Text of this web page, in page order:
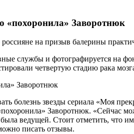
«похоронила» Заворотнюк
на призыв балерины
службы и фотографируется на
четвертую стадию рака
болезнь звезды сериала «Моя
Заворотнюк. «Сейчас
ведущей. Стоит отметить,
писать отзывы.